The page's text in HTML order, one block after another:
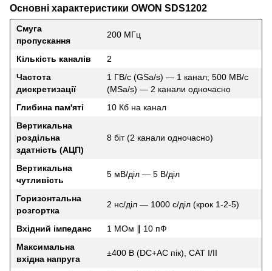
Основні характеристики OWON SDS1202
Смуга
пропускання
200 МГц
Кількість каналів
2
Частота
дискретизації
1 ГВ/с (GSa/s) — 1 канал; 500 МВ/с
(MSa/s) — 2 канали одночасно
Глибина пам'яті
10 Кб на канал
Вертикальна
роздільна
здатність (АЦП)
8 біт (2 канали одночасно)
Вертикальна
чутливість
5 мВ/діл — 5 В/діл
Горизонтальна
розгортка
2 нс/діл — 1000 с/діл (крок 1-2-5)
Вхідний імпеданс
1 МОм ∥ 10 пФ
Максимальна
вхідна напруга
±400 В (DC+AC пік), CAT I/II